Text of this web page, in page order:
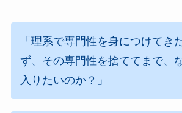
「理系で専門性を身につけてき
ず、その専門性を捨ててまで、
入りたいのか？」